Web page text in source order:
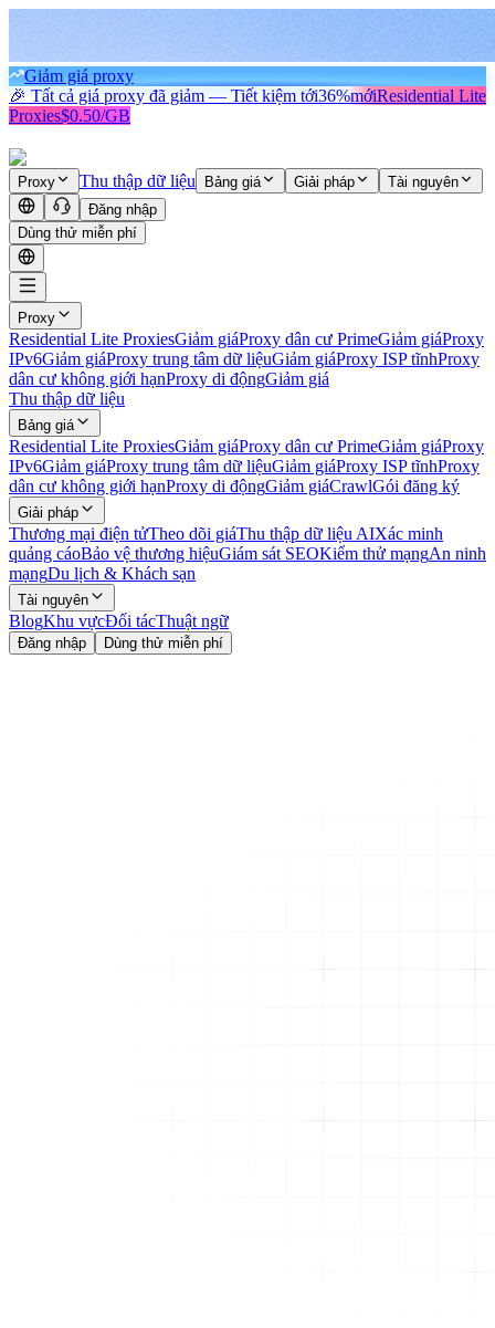
Giảm giá proxy
🎉 Tất cả giá proxy đã giảm — Tiết kiệm tới36%mớiResidential Lite
Proxies$0.50/GB
Proxy Thu thập dữ liệu Bảng giá Giải pháp
Tài nguyên
Đăng nhập
Dùng thử miễn phí
Proxy
Residential Lite ProxiesGiảm giáProxy dân cư PrimeGiảm giáProxy
IPv6Giảm giáProxy trung tâm dữ liệuGiảm giáProxy ISP tĩnhProxy
dân cư không giới hạnProxy di độngGiảm giá
Thu thập dữ liệu
Bảng giá
Residential Lite ProxiesGiảm giáProxy dân cư PrimeGiảm giáProxy
IPv6Giảm giáProxy trung tâm dữ liệuGiảm giáProxy ISP tĩnhProxy
dân cư không giới hạnProxy di độngGiảm giáCrawlGói đăng ký
Giải pháp
Thương mại điện tửTheo dõi giáThu thập dữ liệu AIXác minh
quảng cáoBảo vệ thương hiệuGiám sát SEOKiểm thử mạngAn ninh
mạngDu lịch & Khách sạn
Tài nguyên
BlogKhu vựcĐối tácThuật ngữ
Đăng nhập Dùng thử miễn phí